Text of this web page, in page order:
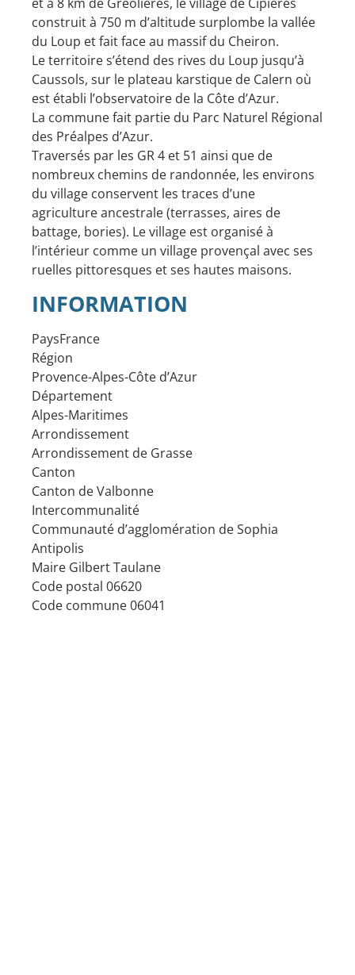
construit à 750 m d’altitude surplombe la vallée
du Loup et fait face au massif du Cheiron.
Le territoire s’étend des rives du Loup jusqu’à
Caussols, sur le plateau karstique de Calern où
est établi l’observatoire de la Côte d’Azur.
La commune fait partie du Parc Naturel Régional
des Préalpes d’Azur.
Traversés par les GR 4 et 51 ainsi que de
nombreux chemins de randonnée, les environs
du village conservent les traces d’une
agriculture ancestrale (terrasses, aires de
battage, bories). Le village est organisé à
l’intérieur comme un village provençal avec ses
ruelles pittoresques et ses hautes maisons.
INFORMATION
PaysFrance
Région
Provence-Alpes-Côte d’Azur
Département
Alpes-Maritimes
Arrondissement
Arrondissement de Grasse
Canton
Canton de Valbonne
Intercommunalité
Communauté d’agglomération de Sophia
Antipolis
Maire Gilbert Taulane
Code postal 06620
Code commune06041